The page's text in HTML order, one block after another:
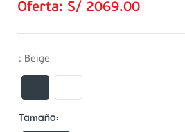
Oferta: S/ 2069.00
: Beige